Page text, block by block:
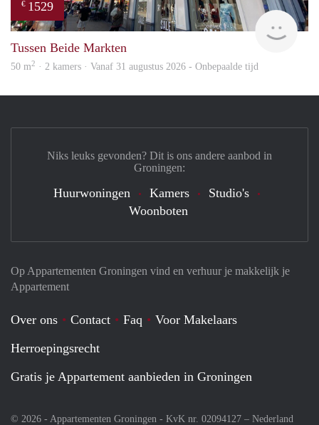
€ 1529
Tussen Beide Markten
50 m2 · 2 kamers · Vanaf 31 augustus 2026 - Onbepaalde tijd
Op Appartementen Groningen vind en verhuur je makkelijk je
Appartement
Over ons Contact Faq
Voor Makelaars
Herroepingsrecht
Gratis je Appartement aanbieden in Groningen
© 2026 - Appartementen Groningen - KvK nr. 02094127 – Nederland
Niks leuks gevonden? Dit is ons andere aanbod in
Groningen:
Huurwoningen Kamers
Studio's
Woonboten